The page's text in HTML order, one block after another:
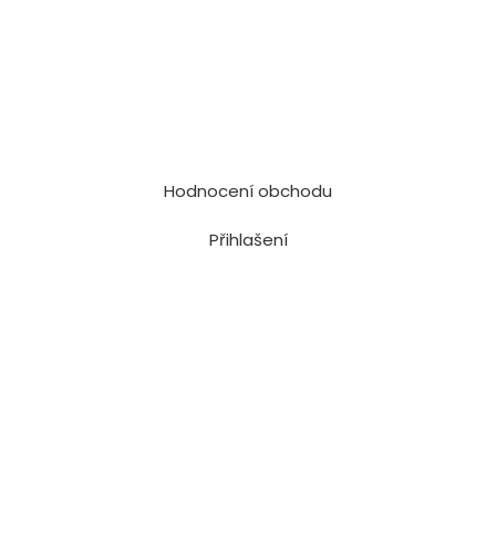
Hodnocení obchodu
Přihlašení